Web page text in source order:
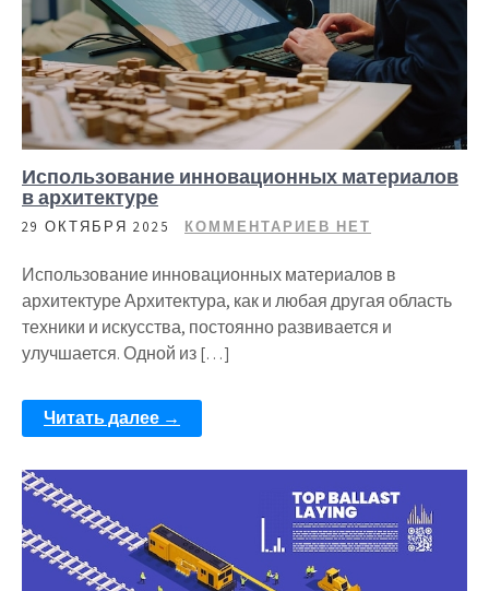
Использование инновационных материалов
в архитектуре
29 ОКТЯБРЯ 2025 КОММЕНТАРИЕВ НЕТ
Использование инновационных материалов в
архитектуре Архитектура, как и любая другая область
техники и искусства, постоянно развивается и
улучшается. Одной из […]
Читать далее →